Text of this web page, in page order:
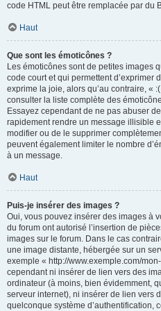
code HTML peut être remplacée par du
Haut
Que sont les émoticônes ?
Les émoticônes sont de petites images
code court et qui permettent d’exprimer
exprime la joie, alors qu’au contraire, «
consulter la liste complète des
Essayez cependant de ne pas abuser
rapidement rendre un message illisible
modifier ou de le supprimer
peuvent également limiter le nombre
à un message.
Haut
Puis-je insérer des images ?
Oui, vous pouvez insérer des images à
du forum ont autorisé l’insertion de
images sur le forum. Dans le cas
une image distante, hébergée sur un
exemple « http://www.exemple.com/
cependant ni insérer de lien vers des
ordinateur (à moins, bien évidemment,
serveur internet), ni insérer de lien vers
quelconque système d’authentification,